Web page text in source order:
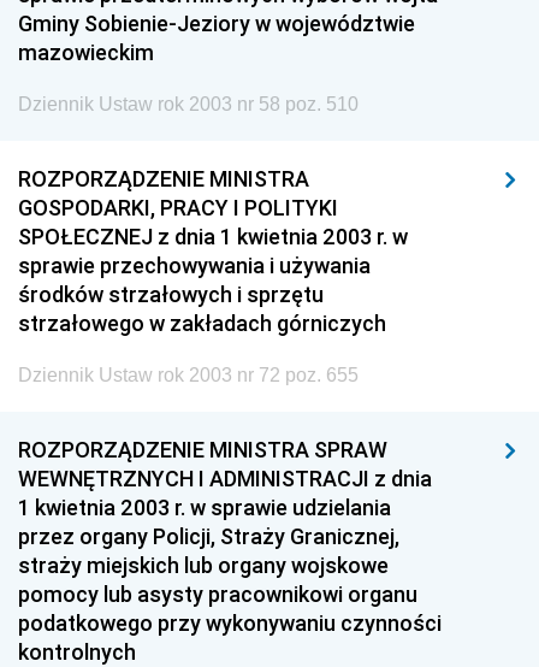
Gminy Sobienie-Jeziory w województwie
mazowieckim
Dziennik Ustaw rok 2003 nr 58 poz. 510
ROZPORZĄDZENIE MINISTRA
GOSPODARKI, PRACY I POLITYKI
SPOŁECZNEJ z dnia 1 kwietnia 2003 r. w
sprawie przechowywania i używania
środków strzałowych i sprzętu
strzałowego w zakładach górniczych
Dziennik Ustaw rok 2003 nr 72 poz. 655
ROZPORZĄDZENIE MINISTRA SPRAW
WEWNĘTRZNYCH I ADMINISTRACJI z dnia
1 kwietnia 2003 r. w sprawie udzielania
przez organy Policji, Straży Granicznej,
straży miejskich lub organy wojskowe
pomocy lub asysty pracownikowi organu
podatkowego przy wykonywaniu czynności
kontrolnych